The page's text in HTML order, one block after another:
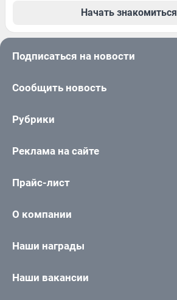
Начать знакомиться
Подписаться на новости
Сообщить новость
Рубрики
Реклама на сайте
Прайс-лист
О компании
Наши награды
Наши вакансии